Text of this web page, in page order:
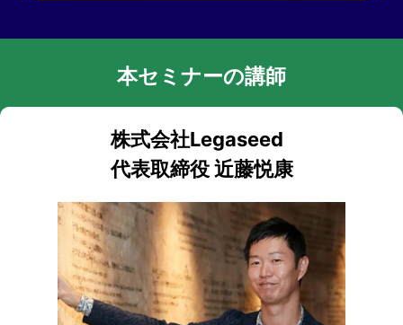
本セミナーの講師
株式会社Legaseed
代表取締役 近藤悦康